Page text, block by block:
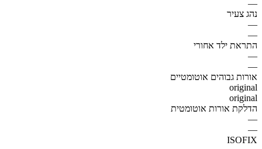
—
נהג צעיר
—
—
התראת ילד אחורי
—
—
אורות גבוהים אוטומטיים
original
original
הדלקת אורות אוטומטית
—
—
ISOFIX